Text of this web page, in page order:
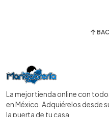
La mejor tienda online con
en México. Adquiérelos desde
la puerta de tu casa